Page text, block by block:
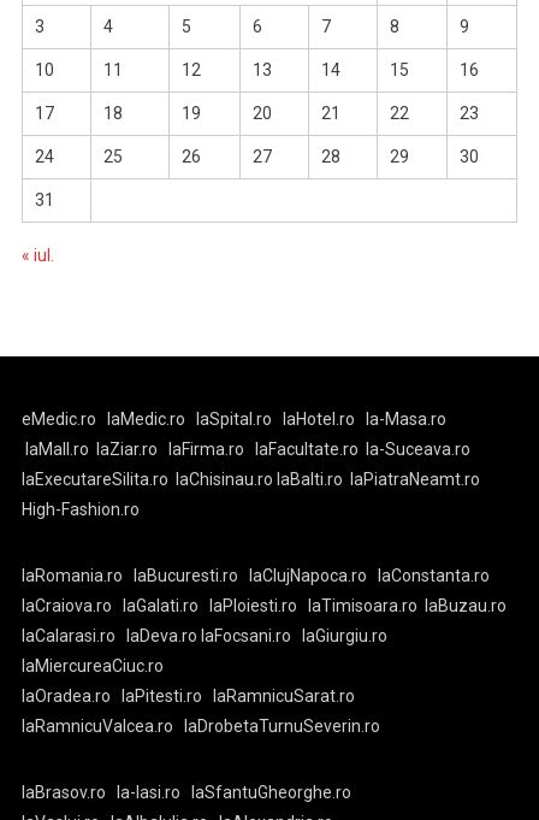
3 4 5 6 7 8 9
10 11 12 13 14 15 16
17 18 19 20 21 22 23
24 25 26 27 28 29 30
31
« iul.
eMedic.ro laMedic.ro laSpital.ro laHotel.ro
la-Masa.ro
laMall.ro
laZiar.ro laFirma.ro laFacultate.ro
la-Suceava.ro
laExecutareSilita.ro
laChisinau.ro laBalti.ro
laPiatraNeamt.ro
High-Fashion.ro
laRomania.ro laBucuresti.ro laClujNapoca.ro
laConstanta.ro
laCraiova.ro
laGalati.ro laPloiesti.ro laTimisoara.ro
laBuzau.ro
laCalarasi.ro
laDeva.ro laFocsani.ro
laGiurgiu.ro
laMiercureaCiuc.ro
laOradea.ro
laPitesti.ro
laRamnicuSarat.ro
laRamnicuValcea.ro
laDrobetaTurnuSeverin.ro
laBrasov.ro la-Iasi.ro
laSfantuGheorghe.ro